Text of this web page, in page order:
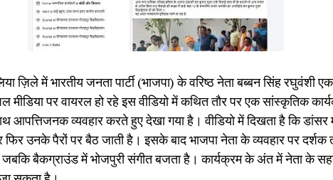
ज़िले में भारतीय जनता पार्टी (भाजपा) के वरिष्ठ नेता बब्बन सिंह रघुवंशी
मीडिया पर वायरल हो रहे इस वीडियो में कथित तौर पर एक सांस्कृतिक
आपत्तिजनक व्यवहार करते हुए देखा गया है। वीडियो में दिखता है कि
उनके पैरों पर बैठ जाती है। इसके बाद भाजपा नेता के व्यवहार पर दर्शक
जबकि बैकग्राउंड में भोजपुरी संगीत बजता है। कार्यक्रम के अंत में नेता के